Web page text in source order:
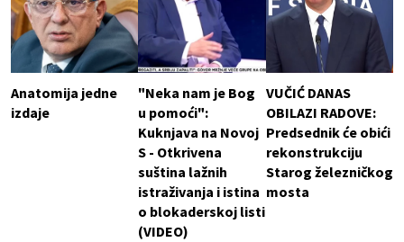
Anatomija jedne
izdaje
"Neka nam je Bog
u pomoći":
Kuknjava na Novoj
S - Otkrivena
suština lažnih
istraživanja i istina
o blokaderskoj listi
(VIDEO)
VUČIĆ DANAS
OBILAZI RADOVE:
Predsednik će obići
rekonstrukciju
Starog železničkog
mosta